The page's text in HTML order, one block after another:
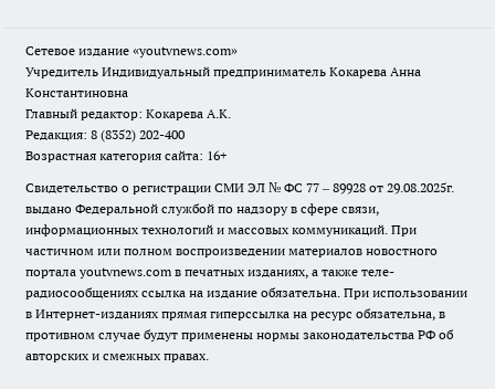
Сетевое издание «youtvnews.com»
Учредитель Индивидуальный предприниматель Кокарева Анна
Константиновна
Главный редактор: Кокарева А.К.
Редакция: 8 (8352) 202-400
Возрастная категория сайта: 16+
Свидетельство о регистрации СМИ ЭЛ № ФС 77 – 89928 от 29.08.2025г.
выдано Федеральной службой по надзору в сфере связи,
информационных технологий и массовых коммуникаций. При
частичном или полном воспроизведении материалов новостного
портала youtvnews.com в печатных изданиях, а также теле-
радиосообщениях ссылка на издание обязательна. При использовании
в Интернет-изданиях прямая гиперссылка на ресурс обязательна, в
противном случае будут применены нормы законодательства РФ об
авторских и смежных правах.